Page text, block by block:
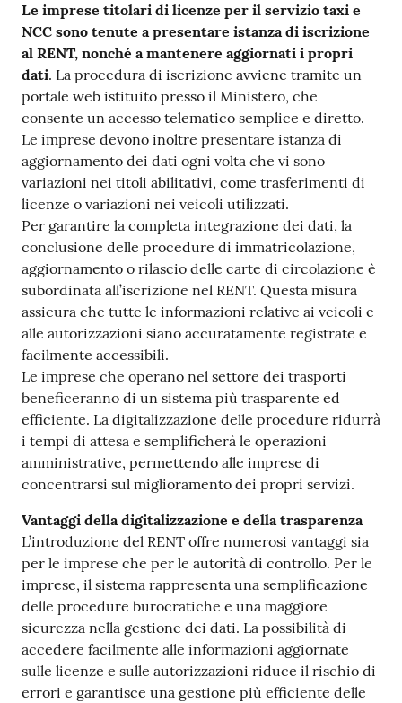
Le imprese titolari di licenze per il servizio taxi e
NCC sono tenute a presentare istanza di iscrizione
al RENT, nonché a mantenere aggiornati i propri
dati. La procedura di iscrizione avviene tramite un
portale web istituito presso il Ministero, che
consente un accesso telematico semplice e diretto.
Le imprese devono inoltre presentare istanza di
aggiornamento dei dati ogni volta che vi sono
variazioni nei titoli abilitativi, come trasferimenti di
licenze o variazioni nei veicoli utilizzati.
Per garantire la completa integrazione dei dati, la
conclusione delle procedure di immatricolazione,
aggiornamento o rilascio delle carte di circolazione è
subordinata all’iscrizione nel RENT. Questa misura
assicura che tutte le informazioni relative ai veicoli e
alle autorizzazioni siano accuratamente registrate e
facilmente accessibili.
Le imprese che operano nel settore dei trasporti
beneficeranno di un sistema più trasparente ed
efficiente. La digitalizzazione delle procedure ridurrà
i tempi di attesa e semplificherà le operazioni
amministrative, permettendo alle imprese di
concentrarsi sul miglioramento dei propri servizi.
Vantaggi della digitalizzazione e della trasparenza
L’introduzione del RENT offre numerosi vantaggi sia
per le imprese che per le autorità di controllo. Per le
imprese, il sistema rappresenta una semplificazione
delle procedure burocratiche e una maggiore
sicurezza nella gestione dei dati. La possibilità di
accedere facilmente alle informazioni aggiornate
sulle licenze e sulle autorizzazioni riduce il rischio di
errori e garantisce una gestione più efficiente delle